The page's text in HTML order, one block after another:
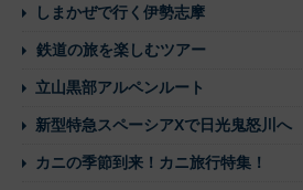
しまかぜで行く伊勢志摩
鉄道の旅を楽しむツアー
立山黒部アルペンルート
新型特急スペーシアXで日光鬼怒川へ
カニの季節到来！カニ旅行特集！